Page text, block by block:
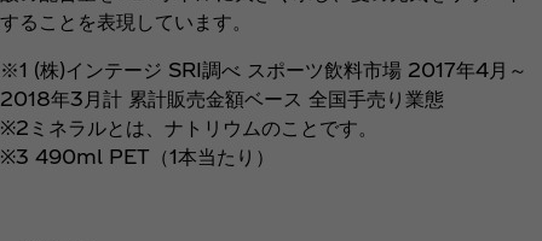
することを表現しています。
※1 (株)インテージ SRI調べ スポーツ飲料市場 2017年4月～
2018年3月計 累計販売金額ベース 全国手売り業態
※2ミネラルとは、ナトリウムのことです。
※3 490ml PET（1本当たり）